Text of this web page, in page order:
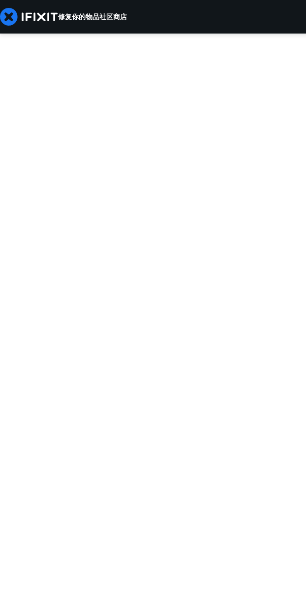
修复你的物品社区商店